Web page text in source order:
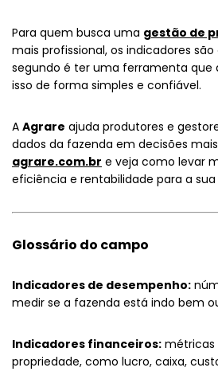
Para quem busca uma gestão de
mais profissional, os indicadores
segundo é ter uma ferramenta que
isso de forma simples e confiável.
A Agrare ajuda produtores e
dados da fazenda em decisões
agrare.com.br e veja como levar
eficiência e rentabilidade para a sua
Glossário do campo
Indicadores de desempenho:
medir se a fazenda está indo bem
Indicadores financeiros: métricas
propriedade, como lucro, caixa,